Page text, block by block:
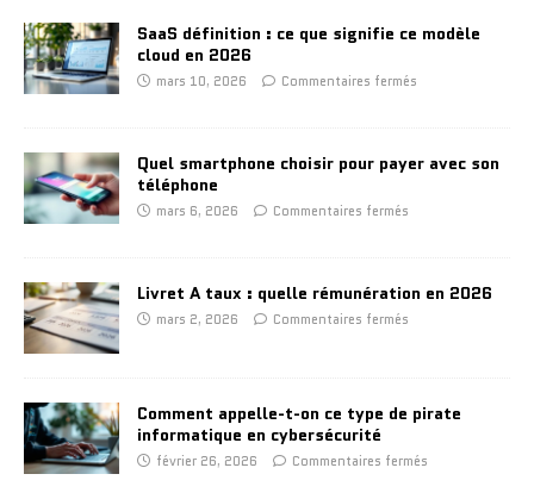
SaaS définition : ce que signifie ce modèle
cloud en 2026
mars 10, 2026 Commentaires fermés
Quel smartphone choisir pour payer avec son
téléphone
mars 6, 2026 Commentaires fermés
Livret A taux : quelle rémunération en 2026
mars 2, 2026 Commentaires fermés
Comment appelle-t-on ce type de pirate
informatique en cybersécurité
février 26, 2026 Commentaires fermés